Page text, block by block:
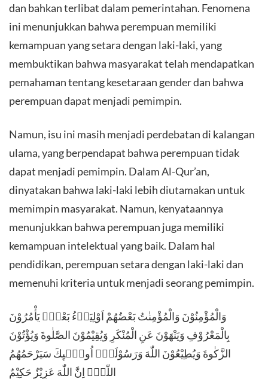
dan bahkan terlibat dalam pemerintahan. Fenomena
ini menunjukkan bahwa perempuan memiliki
kemampuan yang setara dengan laki-laki, yang
membuktikan bahwa masyarakat telah mendapatkan
pemahaman tentang kesetaraan gender dan bahwa
perempuan dapat menjadi pemimpin.
Namun, isu ini masih menjadi perdebatan di kalangan
ulama, yang berpendapat bahwa perempuan tidak
dapat menjadi pemimpin. Dalam Al-Qur’an,
dinyatakan bahwa laki-laki lebih diutamakan untuk
memimpin masyarakat. Namun, kenyataannya
menunjukkan bahwa perempuan juga memiliki
kemampuan intelektual yang baik. Dalam hal
pendidikan, perempuan setara dengan laki-laki dan
memenuhi kriteria untuk menjadi seorang pemimpin.
وَالْمُؤْمِنُوْنَ وَالْمُؤْمِنٰتُ بَعْضُهُمْ اَوْلِيَاۤءُ بَعْضٍۘ يَأْمُرُوْنَ
بِالْمَعْرُوْفِ وَيَنْهَوْنَ عَنِ الْمُنْكَرِ وَيُقِيْمُوْنَ الصَّلٰوةَ وَيُؤْتُوْنَ
الزَّكٰوةَ وَيُطِيْعُوْنَ اللّٰهَ وَرَسُوْلَهٗۗ اُولٰۤىِٕكَ سَيَرْحَمُهُمُ
اللّٰهُۗ اِنَّ اللّٰهَ عَزِيْزٌ حَكِيْمٌ